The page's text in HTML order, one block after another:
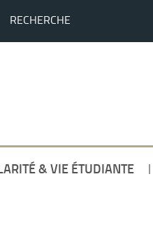
RECHERCHE
& VIE ÉTUDIANTE